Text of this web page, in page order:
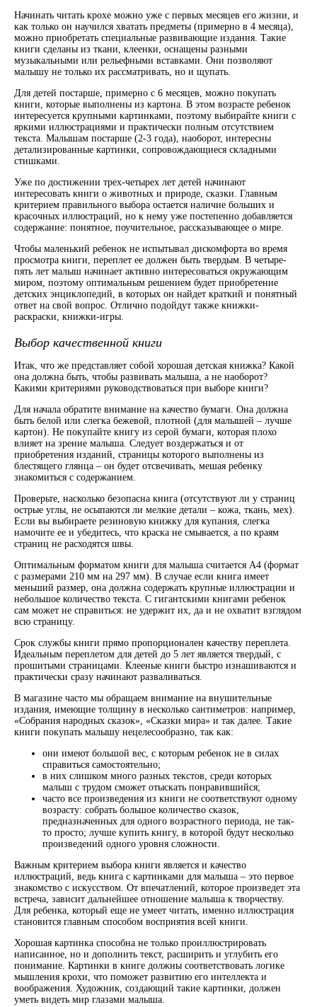
Начинать читать крохе можно уже с первых месяцев его жизни, и
как только он научился хватать предметы (примерно в 4 месяца),
можно приобретать специальные развивающие издания. Такие
книги сделаны из ткани, клеенки, оснащены разными
музыкальными или рельефными вставками. Они позволяют
малышу не только их рассматривать, но и щупать.
Для детей постарше, примерно с 6 месяцев, можно покупать
книги, которые выполнены из картона. В этом возрасте ребенок
интересуется крупными картинками, поэтому выбирайте книги с
яркими иллюстрациями и практически полным отсутствием
текста. Малышам постарше (2-3 года), наоборот, интересны
детализированные картинки, сопровождающиеся складными
стишками.
Уже по достижении трех-четырех лет детей начинают
интересовать книги о животных и природе, сказки. Главным
критерием правильного выбора остается наличие больших и
красочных иллюстраций, но к нему уже постепенно добавляется
содержание: понятное, поучительное, рассказывающее о мире.
Чтобы маленький ребенок не испытывал дискомфорта во время
просмотра книги, переплет ее должен быть твердым. В четыре-
пять лет малыш начинает активно интересоваться окружающим
миром, поэтому оптимальным решением будет приобретение
детских энциклопедий, в которых он найдет краткий и понятный
ответ на свой вопрос. Отлично подойдут также книжки-
раскраски, книжки-игры.
Выбор качественной книги
Итак, что же представляет собой хорошая детская книжка? Какой
она должна быть, чтобы развивать малыша, а не наоборот?
Какими критериями руководствоваться при выборе книги?
Для начала обратите внимание на качество бумаги. Она должна
быть белой или слегка бежевой, плотной (для малышей – лучше
картон). Не покупайте книгу из серой бумаги, которая плохо
влияет на зрение малыша. Следует воздержаться и от
приобретения изданий, страницы которого выполнены из
блестящего глянца – он будет отсвечивать, мешая ребенку
знакомиться с содержанием.
Проверьте, насколько безопасна книга (отсутствуют ли у страниц
острые углы, не осыпаются ли мелкие детали – кожа, ткань, мех).
Если вы выбираете резиновую книжку для купания, слегка
намочите ее и убедитесь, что краска не смывается, а по краям
страниц не расходятся швы.
Оптимальным форматом книги для малыша считается А4 (формат
с размерами 210 мм на 297 мм). В случае если книга имеет
меньший размер, она должна содержать крупные иллюстрации и
небольшое количество текста. С гигантскими книгами ребенок
сам может не справиться: не удержит их, да и не охватит взглядом
всю страницу.
Срок службы книги прямо пропорционален качеству переплета.
Идеальным переплетом для детей до 5 лет является твердый, с
прошитыми страницами. Клееные книги быстро изнашиваются и
практически сразу начинают разваливаться.
В магазине часто мы обращаем внимание на внушительные
издания, имеющие толщину в несколько сантиметров: например,
«Собрания народных сказок», «Сказки мира» и так далее. Такие
книги покупать малышу нецелесообразно, так как:
они имеют большой вес, с которым ребенок не в силах
справиться самостоятельно;
в них слишком много разных текстов, среди которых
малыш с трудом сможет отыскать понравившийся;
часто все произведения из книги не соответствуют одному
возрасту: собрать большое количество сказок,
предназначенных для одного возрастного периода, не так-
то просто; лучше купить книгу, в которой будут несколько
произведений одного уровня сложности.
Важным критерием выбора книги является и качество
иллюстраций, ведь книга с картинками для малыша – это первое
знакомство с искусством. От впечатлений, которое произведет эта
встреча, зависит дальнейшее отношение малыша к творчеству.
Для ребенка, который еще не умеет читать, именно иллюстрация
становится главным способом восприятия всей книги.
Хорошая картинка способна не только проиллюстрировать
написанное, но и дополнить текст, расширить и углубить его
понимание. Картинки в книге должны соответствовать логике
мышления крохи, что поможет развитию его интеллекта и
воображения. Художник, создающий такие картинки, должен
уметь видеть мир глазами малыша.